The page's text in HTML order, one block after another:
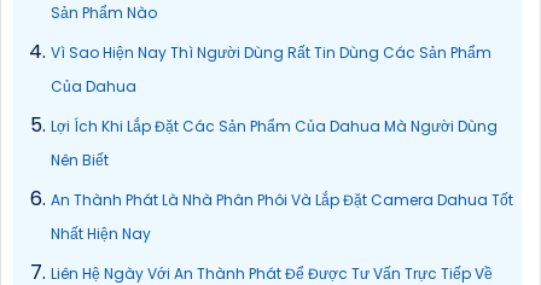
Sản Phẩm Nào
Vì Sao Hiện Nay Thì Người Dùng Rất Tin Dùng Các Sản Phẩm
Của Dahua
Lợi Ích Khi Lắp Đặt Các Sản Phẩm Của Dahua Mà Người Dùng
Nên Biết
An Thành Phát Là Nhà Phân Phôi Và Lắp Đặt Camera Dahua Tốt
Nhất Hiện Nay
Liên Hệ Ngày Với An Thành Phát Để Được Tư Vấn Trực Tiếp Về